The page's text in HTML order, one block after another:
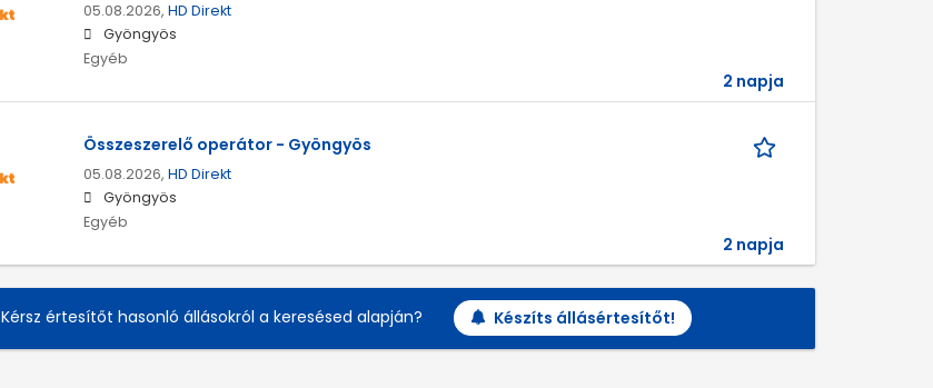
05.08.2026, HD Direkt
Gyöngyös
Egyéb
2 napja
Összeszerelő operátor - Gyöngyös
05.08.2026, HD Direkt
Gyöngyös
Egyéb
2 napja
Kérsz értesítőt hasonló állásokról a keresésed alapján? Készíts állásértesítőt!